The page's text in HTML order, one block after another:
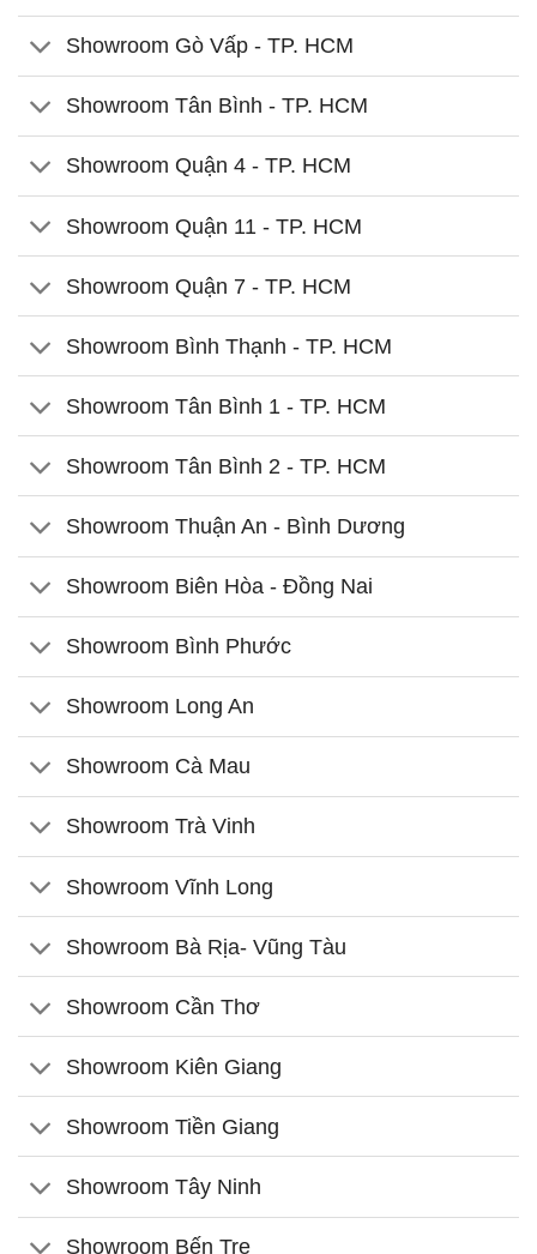
Showroom Gò Vấp - TP. HCM
Showroom Tân Bình - TP. HCM
Showroom Quận 4 - TP. HCM
Showroom Quận 11 - TP. HCM
Showroom Quận 7 - TP. HCM
Showroom Bình Thạnh - TP. HCM
Showroom Tân Bình 1 - TP. HCM
Showroom Tân Bình 2 - TP. HCM
Showroom Thuận An - Bình Dương
Showroom Biên Hòa - Đồng Nai
Showroom Bình Phước
Showroom Long An
Showroom Cà Mau
Showroom Trà Vinh
Showroom Vĩnh Long
Showroom Bà Rịa- Vũng Tàu
Showroom Cần Thơ
Showroom Kiên Giang
Showroom Tiền Giang
Showroom Tây Ninh
Showroom Bến Tre